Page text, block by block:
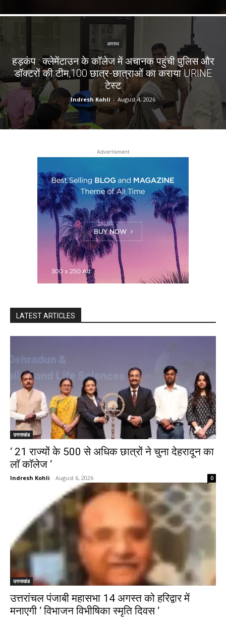
अपराध
हड़कंप : क्लेमेंटाउन के कॉलेज में अचानक पहुंची पुलिस और
डॉक्टरों की टीम,100 छात्र-छात्राओं का कराया URINE
टेस्ट
Indresh Kohli - August 4, 2026
Advertisment
LATEST ARTICLES
उत्तराखंड
‘ 21 राज्यों के 500 से अधिक छात्रों ने चुना देहरादून का
लाॅ काॅलेज ‘
Indresh Kohli - August 6, 2026 0
उत्तराखंड
उत्तरांचल पंजाबी महासभा 14 अगस्त को हरिद्वार में
मनाएगी ‘ विभाजन विभीषिका स्मृति दिवस ‘